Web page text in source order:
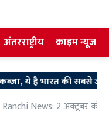
अंतरराष्ट्रीय क्राइम न्यूज
भारत की सबसे ज्यादा
Ranchi News: 2 अक्टूबर को